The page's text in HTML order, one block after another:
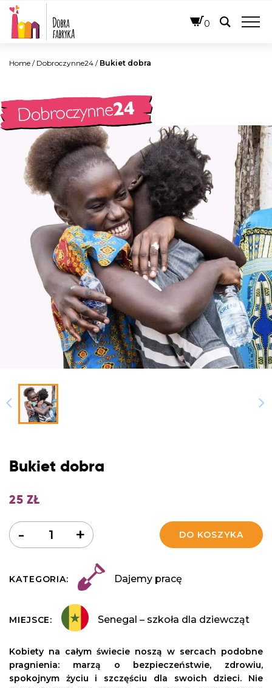
0
Home / Dobroczynne24 / Bukiet dobra
Bukiet dobra
25 ZŁ
Ilość +
- DO KOSZYKA
KATEGORIA: Dajemy pracę
MIEJSCE: Senegal – szkoła dla dziewcząt
Kobiety na całym świecie noszą w sercach podobne
pragnienia: marzą o bezpieczeństwie, zdrowiu,
spokojnym życiu i szczęściu dla swoich dzieci. Nie